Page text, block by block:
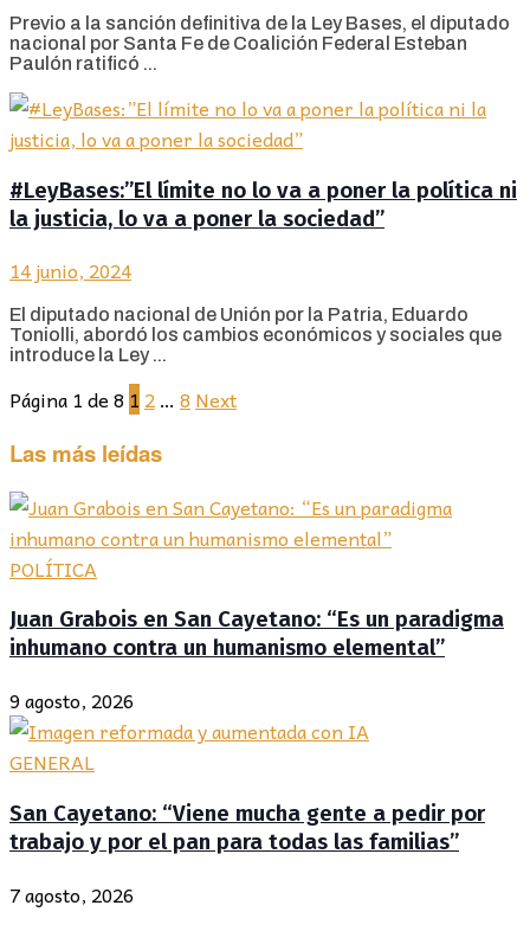
Previo a la sanción definitiva de la Ley Bases, el diputado
nacional por Santa Fe de Coalición Federal Esteban
Paulón ratificó ...
#LeyBases:”El límite no lo va a poner la política ni
la justicia, lo va a poner la sociedad”
14 junio, 2024
El diputado nacional de Unión por la Patria, Eduardo
Toniolli, abordó los cambios económicos y sociales que
introduce la Ley ...
Página 1 de 8 1 2… 8 Next
Las más leídas
POLÍTICA
Juan Grabois en San Cayetano: “Es un paradigma
inhumano contra un humanismo elemental”
9 agosto, 2026
GENERAL
San Cayetano: “Viene mucha gente a pedir por
trabajo y por el pan para todas las familias”
7 agosto, 2026